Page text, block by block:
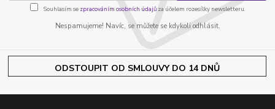
Souhlasím se zpracováním osobních údajůza účelem rozesílky newsletteru.
Nespamujeme! Navíc, se můžete se kdykoli odhlásit.
ODSTOUPIT OD SMLOUVY DO 14 DNŮ